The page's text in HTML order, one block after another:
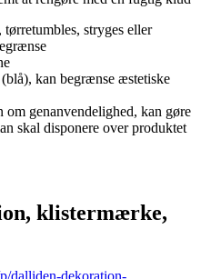
stryges eller
kan begrænse æstetiske
genanvendelighed, kan gøre
skal disponere over produktet
klistermærke,